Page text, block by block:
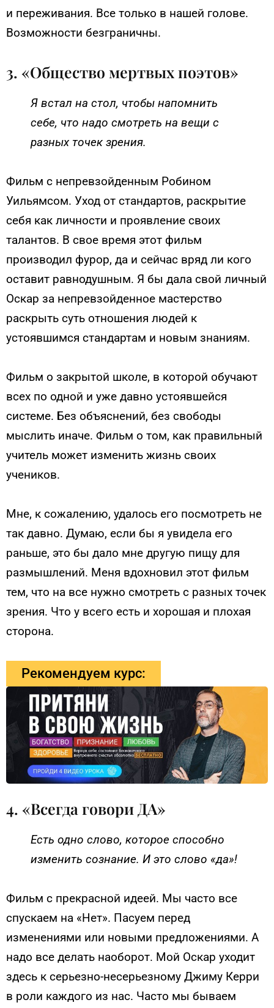
и переживания. Все только в нашей голове.
Возможности безграничны.
3. «Общество мертвых поэтов»
Я встал на стол, чтобы напомнить
себе, что надо смотреть на вещи с
разных точек зрения.
Фильм с непревзойденным Робином
Уильямсом. Уход от стандартов, раскрытие
себя как личности и проявление своих
талантов. В свое время этот фильм
производил фурор, да и сейчас вряд ли кого
оставит равнодушным. Я бы дала свой личный
Оскар за непревзойденное мастерство
раскрыть суть отношения людей к
устоявшимся стандартам и новым знаниям.
Фильм о закрытой школе, в которой обучают
всех по одной и уже давно устоявшейся
системе. Без объяснений, без свободы
мыслить иначе. Фильм о том, как правильный
учитель может изменить жизнь своих
учеников.
Мне, к сожалению, удалось его посмотреть не
так давно. Думаю, если бы я увидела его
раньше, это бы дало мне другую пищу для
размышлений. Меня вдохновил этот фильм
тем, что на все нужно смотреть с разных точек
зрения. Что у всего есть и хорошая и плохая
сторона.
Рекомендуем курс:
4. «Всегда говори ДА»
Есть одно слово, которое способно
изменить сознание. И это слово «да»!
Фильм с прекрасной идеей. Мы часто все
спускаем на «Нет». Пасуем перед
изменениями или новыми предложениями. А
надо все делать наоборот. Мой Оскар уходит
здесь к серьезно-несерьезному Джиму Керри
в роли каждого из нас. Часто мы бываем